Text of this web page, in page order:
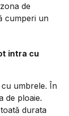
de
cumperi un
intra cu
umbrele. În
de ploaie.
durata